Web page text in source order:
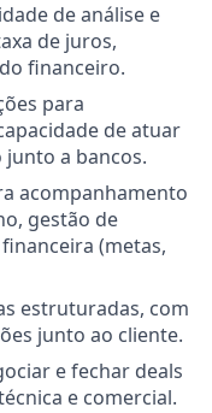
de análise e
de juros,
financeiro.
para
de atuar
a bancos.
acompanhamento
gestão de
(metas,
estruturadas, com
junto ao cliente.
e fechar deals
e comercial.